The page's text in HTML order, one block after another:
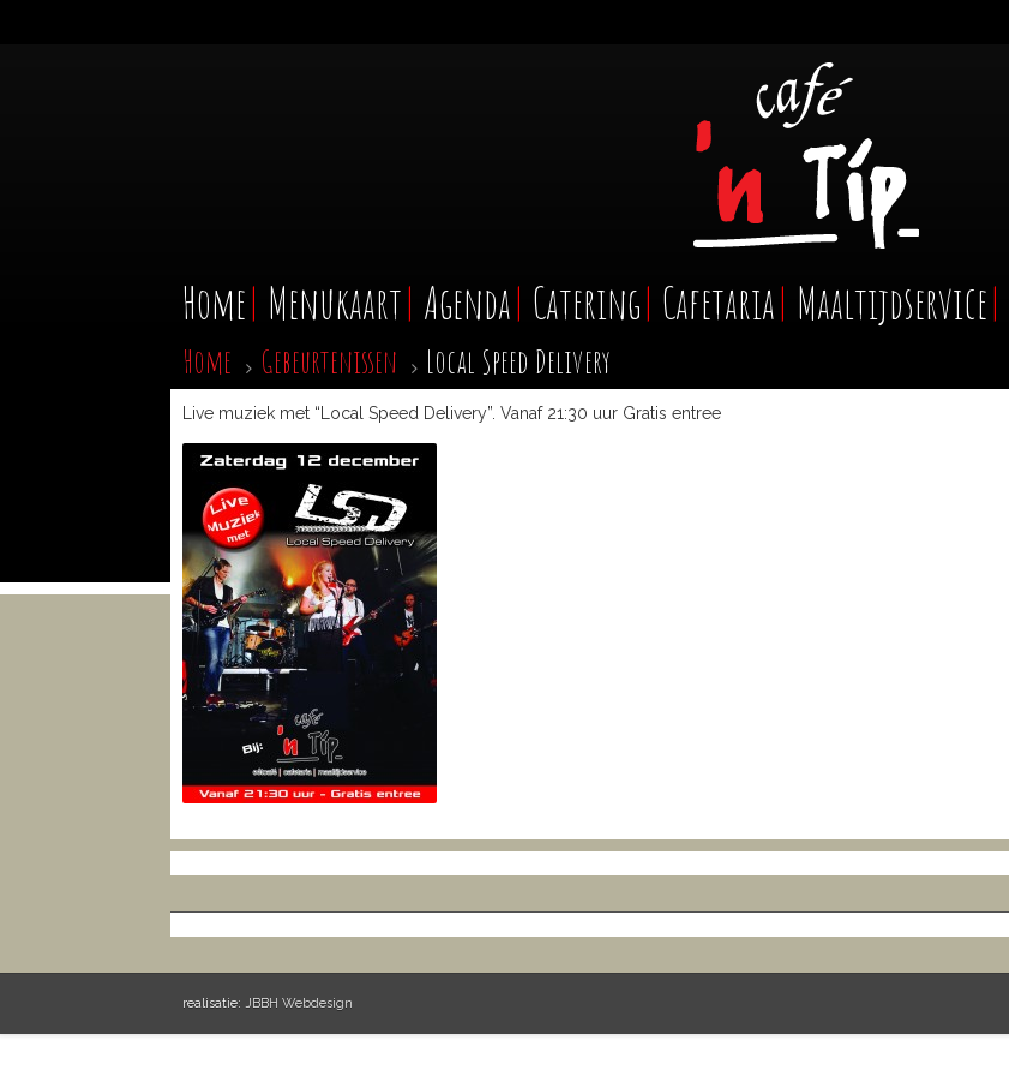
Home Menukaart Agenda Catering Cafetaria Maaltijdservice
Home Gebeurtenissen Local Speed Delivery
Live muziek met “Local Speed Delivery”. Vanaf 21:30 uur Gratis entree
realisatie: JBBH Webdesign